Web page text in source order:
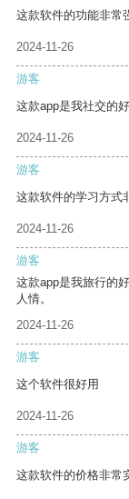
这款软件的功能非常
2024-11-26
游客
这款app是我社交的
2024-11-26
游客
这款软件的学习方式
2024-11-26
游客
这款app是我旅行的
人情。
2024-11-26
游客
这个软件很好用
2024-11-26
游客
这款软件的价格非常